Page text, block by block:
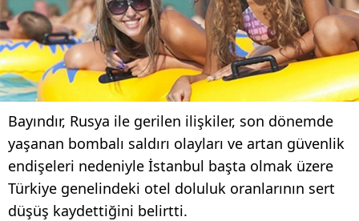
Bayındır, Rusya ile gerilen ilişkiler, son dönemde
yaşanan bombalı saldırı olayları ve artan güvenlik
endişeleri nedeniyle İstanbul başta olmak üzere
Türkiye genelindeki otel doluluk oranlarının sert
düşüş kaydettiğini belirtti.